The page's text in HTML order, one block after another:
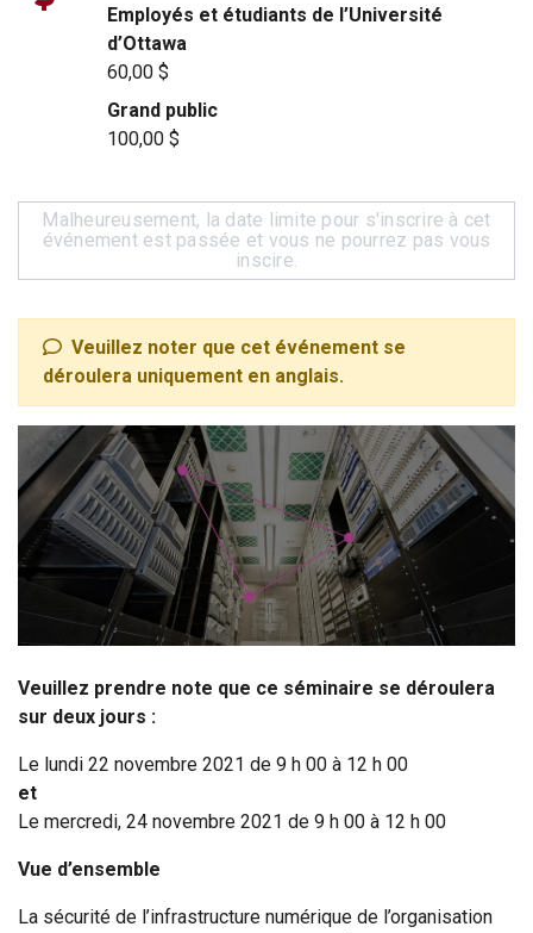
Employés et étudiants de l’Université
d’Ottawa
60,00 $
Grand public
100,00 $
Malheureusement, la date limite pour s'inscrire à cet
événement est passée et vous ne pourrez pas vous
inscire.
Veuillez noter que cet événement se
déroulera uniquement en anglais.
Veuillez prendre note que ce séminaire se déroulera
sur deux jours :
Le lundi 22 novembre 2021 de 9 h 00 à 12 h 00
et
Le mercredi, 24 novembre 2021 de 9 h 00 à 12 h 00
Vue d’ensemble
La sécurité de l’infrastructure numérique de l’organisation